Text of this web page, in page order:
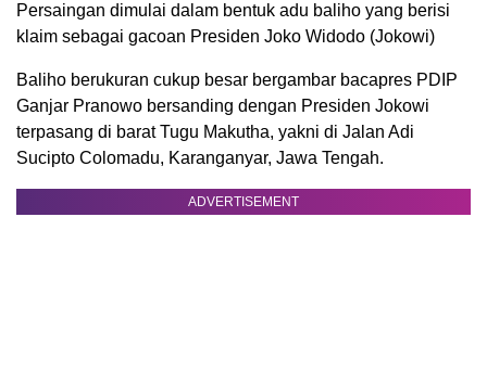
Persaingan dimulai dalam bentuk adu baliho yang berisi
klaim sebagai gacoan Presiden Joko Widodo (Jokowi)
Baliho berukuran cukup besar bergambar bacapres PDIP
Ganjar Pranowo bersanding dengan Presiden Jokowi
terpasang di barat Tugu Makutha, yakni di Jalan Adi
Sucipto Colomadu, Karanganyar, Jawa Tengah.
ADVERTISEMENT